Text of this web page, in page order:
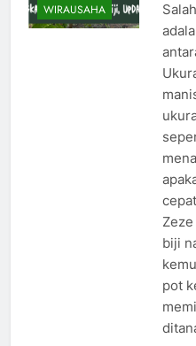
WIRAUSAHA
biji
pot